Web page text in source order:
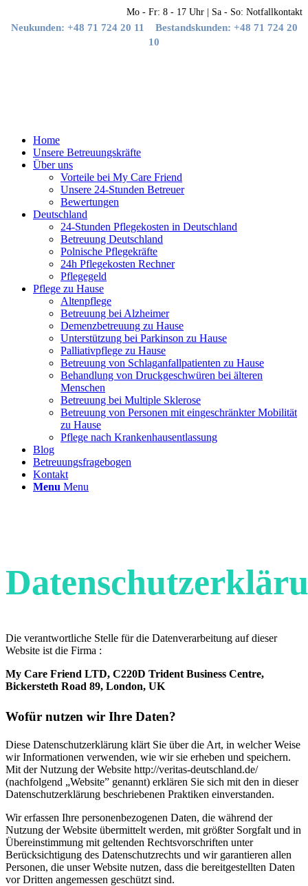
Mo - Fr: 8 - 17 Uhr | Sa - So: Notfallkontakt
Neukunden: +48 71 724 20 11 Bestandskunden: +48 71 724 20
10
Home
Unsere Betreuungskräfte
Über uns
Vorteile bei My Care Friend
Unsere 24-Stunden Betreuer
Bewertungen
Deutschland
24-Stunden Pflegekosten in Deutschland
Betreuung Deutschland
Polnische Pflegekräfte
24h Pflegekosten Rechner
Pflegegeld
Pflege zu Hause
Altenpflege
Betreuung bei Alzheimer
Demenzbetreuung zu Hause
Unterstützung bei Parkinson zu Hause
Palliativpflege zu Hause
Betreuung von Schlaganfallpatienten zu Hause
Behandlung von Druckgeschwüren bei älteren
Menschen
Betreuung bei Multiple Sklerose
Betreuung von Personen mit eingeschränkter Mobilität
zu Hause
Pflege nach Krankenhausentlassung
Blog
Betreuungsfragebogen
Kontakt
Menu Menu
Die verantwortliche Stelle für die Datenverarbeitung auf dieser
Website ist die Firma :
My Care Friend LTD, C220D Trident Business Centre,
Bickersteth Road 89, London, UK
Wofür nutzen wir Ihre Daten?
Diese Datenschutzerklärung klärt Sie über die Art, in welcher Weise
wir Informationen verwenden, wie wir sie erheben und speichern.
Mit der Nutzung der Website http://veritas-deutschland.de/
(nachfolgend „Website” genannt) erklären Sie sich mit den in dieser
Datenschutzerklärung beschriebenen Praktiken einverstanden.
Wir erfassen Ihre personenbezogenen Daten, die während der
Nutzung der Website übermittelt werden, mit größter Sorgfalt und in
Übereinstimmung mit geltenden Rechtsvorschriften unter
Berücksichtigung des Datenschutzrechts und wir garantieren allen
Personen, die unser Website nutzen, dass die bereitgestellten Daten
vor Dritten angemessen geschützt sind.